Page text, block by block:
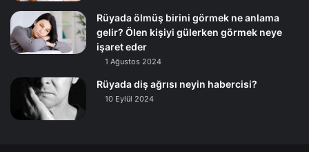
Rüyada ölmüş birini görmek ne anlama
gelir? Ölen kişiyi gülerken görmek neye
işaret eder
1 Ağustos 2024
Rüyada diş ağrısı neyin habercisi?
10 Eylül 2024